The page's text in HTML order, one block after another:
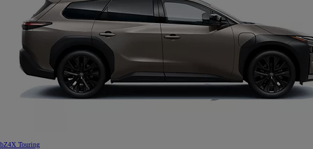
bZ4X Touring